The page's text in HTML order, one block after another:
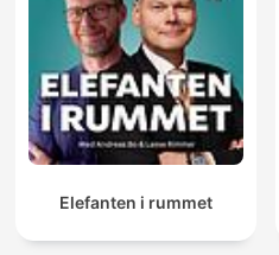
Elefanten i rummet